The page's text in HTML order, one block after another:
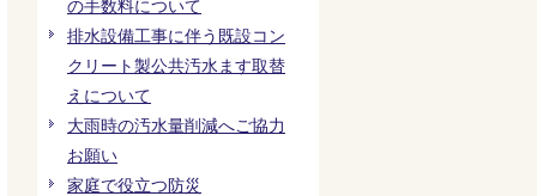
の手数料について
排水設備工事に伴う既設コン
クリート製公共汚水ます取替
えについて
大雨時の汚水量削減へご協力
お願い
家庭で役立つ防災